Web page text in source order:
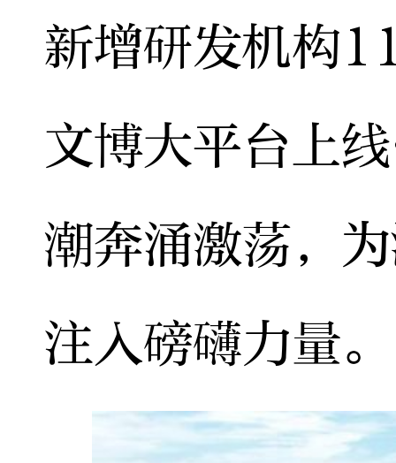
新增研发机构
文博大平台上
潮奔涌激荡，
注入磅礴力量。